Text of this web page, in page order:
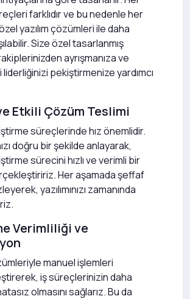
farklıdır ve bu nedenle her
yazılım çözümleri ile daha
Size özel tasarlanmış
ayrışmanıza ve
pekiştirmenize yardımcı
Etkili Çözüm Teslimi
süreçlerinde hız önemlidir.
doğru bir şekilde anlayarak,
sürecini hızlı ve verimli bir
Her aşamada şeffaf
yazılımınızı zamanında
Verimliliği ve
manuel işlemleri
iş süreçlerinizin daha
olmasını sağlarız. Bu da